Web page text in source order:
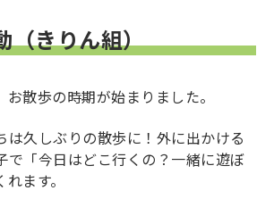
（きりん組）
散歩の時期が始まりました。
は久しぶりの散歩に！外に出かける
で「今日はどこ行くの？一緒に遊ぼ
ます。